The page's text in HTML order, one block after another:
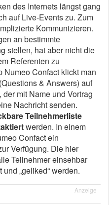
des Internets längst gang
auf Live-Events zu. Zum
Kommunizieren.
an bestimmte
stellen, hat aber nicht die
Referenten zu
Numeo Confact klickt man
& Answers) auf
mit Name und Vortrag
Nachricht senden.
Teilnehmerliste
werden. In einem
Confact ein
Verfügung. Die hier
Teilnehmer einsehbar
„geliked“ werden.
Anzeige